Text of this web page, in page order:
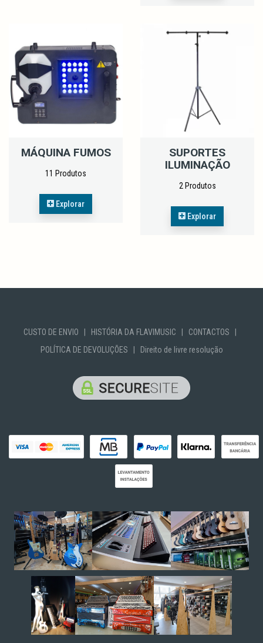
MÁQUINA FUMOS
11 Produtos
Explorar
SUPORTES
ILUMINAÇÃO
2 Produtos
Explorar
CUSTO DE ENVIO | HISTÓRIA DA FLAVIMUSIC | CONTACTOS |
POLÍTICA DE DEVOLUÇÕES | Direito de livre resolução